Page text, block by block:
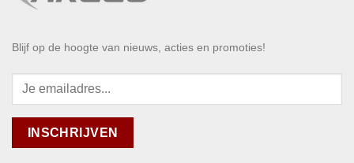
Blijf op de hoogte van nieuws, acties en promoties!